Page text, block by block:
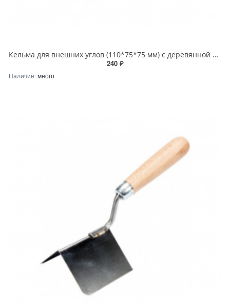
Кельма для внешних углов (110*75*75 мм) с деревянной рукояткой
240 ₽
Наличие:много